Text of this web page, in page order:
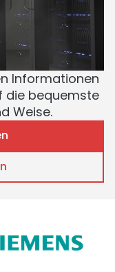
Informationen
die bequemste
Weise.